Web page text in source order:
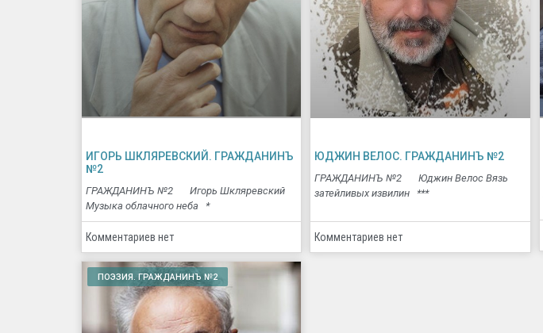
ИГОРЬ ШКЛЯРЕВСКИЙ. ГРАЖДАНИНЪ
№2
ГРАЖДАНИНЪ №2 Игорь Шкляревский
Музыка облачного неба *
Комментариев нет
ЮДЖИН ВЕЛОС. ГРАЖДАНИНЪ №2
ГРАЖДАНИНЪ №2 Юджин Велос Вязь
затейливых извилин ***
Комментариев нет
ПОЭЗИЯ. ГРАЖДАНИНЪ №2